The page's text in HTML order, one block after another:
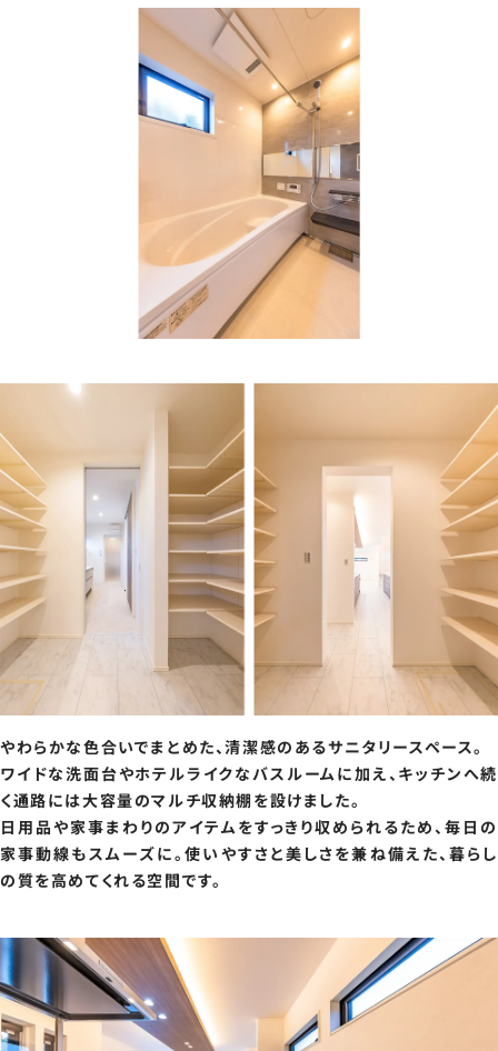
やわらかな色合いでまとめた、清潔感のあるサニタリースペース。
ワイドな洗面台やホテルライクなバスルームに加え、キッチンへ続
く通路には大容量のマルチ収納棚を設けました。
日用品や家事まわりのアイテムをすっきり収められるため、毎日の
家事動線もスムーズに。使いやすさと美しさを兼ね備えた、暮らし
の質を高めてくれる空間です。